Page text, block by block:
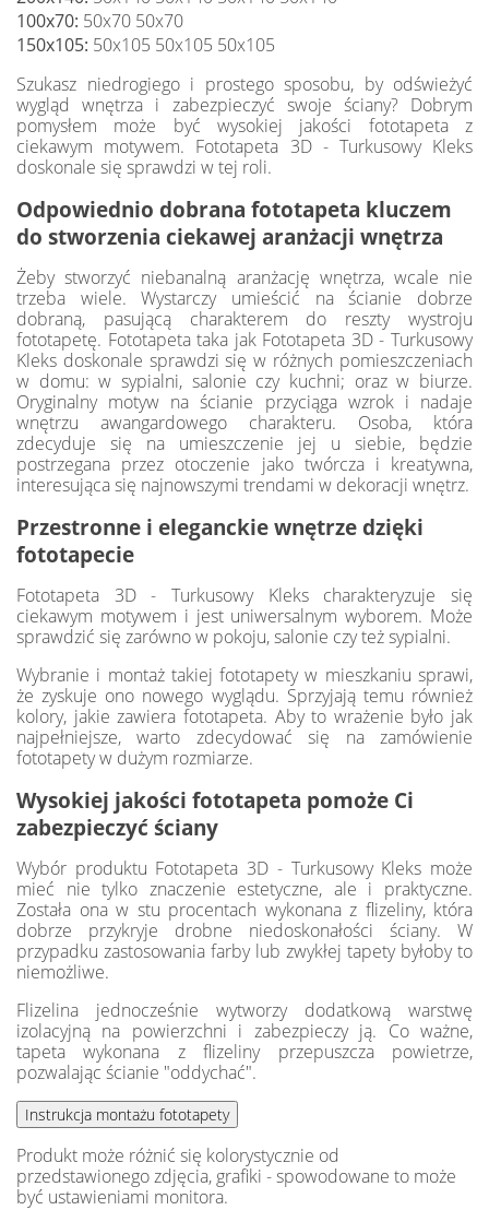
100x70: 50x70 50x70
150x105: 50x105 50x105 50x105
Szukasz niedrogiego i prostego sposobu, by odświeżyć
wygląd wnętrza i zabezpieczyć swoje ściany? Dobrym
pomysłem może być wysokiej jakości fototapeta z
ciekawym motywem. Fototapeta 3D - Turkusowy Kleks
doskonale się sprawdzi w tej roli.
Odpowiednio dobrana fototapeta kluczem
do stworzenia ciekawej aranżacji wnętrza
Żeby stworzyć niebanalną aranżację wnętrza, wcale nie
trzeba wiele. Wystarczy umieścić na ścianie dobrze
dobraną, pasującą charakterem do reszty wystroju
fototapetę. Fototapeta taka jak Fototapeta 3D - Turkusowy
Kleks doskonale sprawdzi się w różnych pomieszczeniach
w domu: w sypialni, salonie czy kuchni; oraz w biurze.
Oryginalny motyw na ścianie przyciąga wzrok i nadaje
wnętrzu awangardowego charakteru. Osoba, która
zdecyduje się na umieszczenie jej u siebie, będzie
postrzegana przez otoczenie jako twórcza i kreatywna,
interesująca się najnowszymi trendami w dekoracji wnętrz.
Przestronne i eleganckie wnętrze dzięki
fototapecie
Fototapeta 3D - Turkusowy Kleks charakteryzuje się
ciekawym motywem i jest uniwersalnym wyborem. Może
sprawdzić się zarówno w pokoju, salonie czy też sypialni.
Wybranie i montaż takiej fototapety w mieszkaniu sprawi,
że zyskuje ono nowego wyglądu. Sprzyjają temu również
kolory, jakie zawiera fototapeta. Aby to wrażenie było jak
najpełniejsze, warto zdecydować się na zamówienie
fototapety w dużym rozmiarze.
Wysokiej jakości fototapeta pomoże Ci
zabezpieczyć ściany
Wybór produktu Fototapeta 3D - Turkusowy Kleks może
mieć nie tylko znaczenie estetyczne, ale i praktyczne.
Została ona w stu procentach wykonana z flizeliny, która
dobrze przykryje drobne niedoskonałości ściany. W
przypadku zastosowania farby lub zwykłej tapety byłoby to
niemożliwe.
Flizelina jednocześnie wytworzy dodatkową warstwę
izolacyjną na powierzchni i zabezpieczy ją. Co ważne,
tapeta wykonana z flizeliny przepuszcza powietrze,
pozwalając ścianie "oddychać".
Produkt może różnić się kolorystycznie od
przedstawionego zdjęcia, grafiki - spowodowane to może
być ustawieniami monitora.